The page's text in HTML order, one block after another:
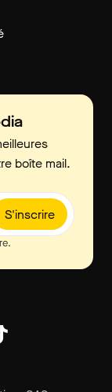
boîte mail.
S'inscrire